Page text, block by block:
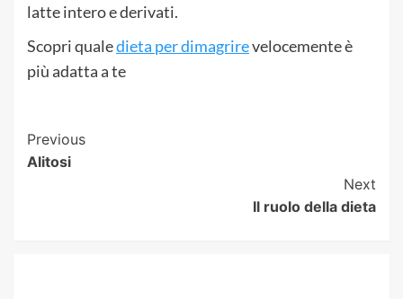
latte intero e derivati.
Scopri qualedieta per dimagrirevelocemente è
più adatta a te
Post
Navigation
Previous
Alitosi
Next
Il ruolo della dieta